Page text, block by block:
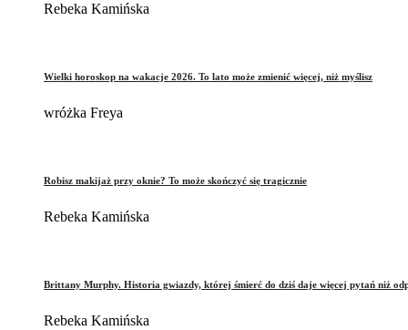
Rebeka Kamińska
Wielki horoskop na wakacje 2026. To lato może zmienić więcej, niż myślisz
wróżka Freya
Robisz makijaż przy oknie? To może skończyć się tragicznie
Rebeka Kamińska
Brittany Murphy. Historia gwiazdy, której śmierć do dziś daje więcej pytań niż
Rebeka Kamińska